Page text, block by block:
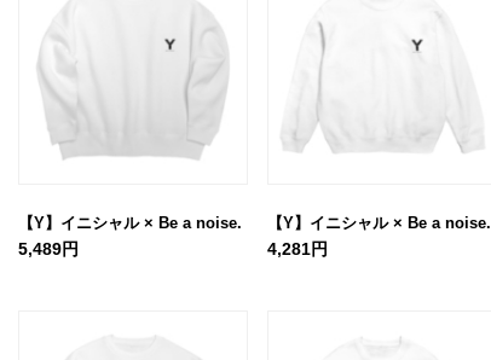
【Y】イニシャル × Be a noise.
5,489円
【Y】イニシャル × Be a noise.
4,281円